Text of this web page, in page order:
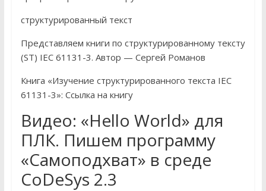
структурированный текст
Представляем книги по структурированному тексту
(ST) IEC 61131-3. Автор — Сергей Романов
Книга «Изучение структурированного текста IEC
61131-3»: Ссылка на книгу
Видео: «Hello World» для
ПЛК. Пишем программу
«Самоподхват» в среде
CoDeSys 2.3